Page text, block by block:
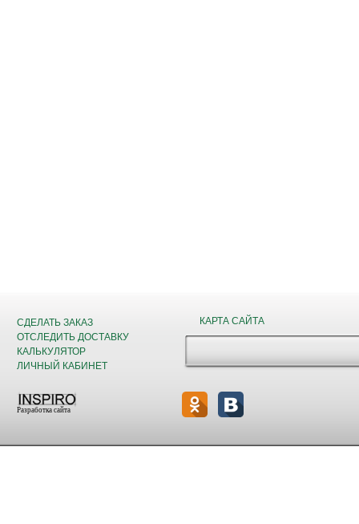
СДЕЛАТЬ ЗАКАЗ
ОТСЛЕДИТЬ ДОСТАВКУ
КАЛЬКУЛЯТОР
ЛИЧНЫЙ КАБИНЕТ
КАРТА САЙТА
Разработка сайта